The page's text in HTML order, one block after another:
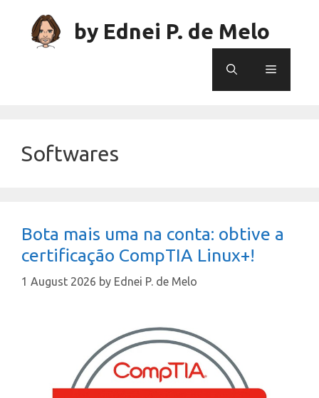
content
by Ednei P. de Melo
Menu
Softwares
Bota mais uma na conta: obtive a
certificação CompTIA Linux+!
1 August 2026 by Ednei P. de Melo